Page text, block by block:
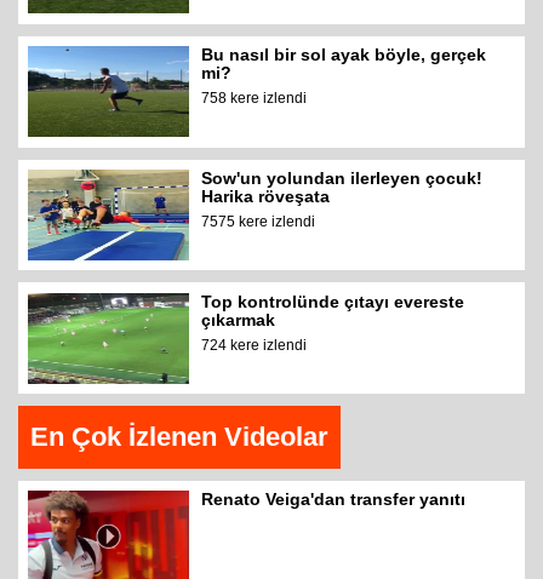
Bu nasıl bir sol ayak böyle, gerçek
mi?
758 kere izlendi
Sow'un yolundan ilerleyen çocuk!
Harika röveşata
7575 kere izlendi
Top kontrolünde çıtayı evereste
çıkarmak
724 kere izlendi
En Çok İzlenen Videolar
Renato Veiga'dan transfer yanıtı